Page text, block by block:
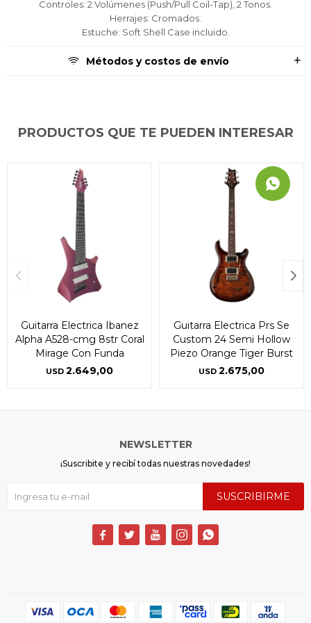
Controles: 2 Volúmenes (Push/Pull Coil-Tap), 2 Tonos.
Herrajes: Cromados.
Estuche: Soft Shell Case incluido.
Métodos y costos de envío
PRODUCTOS QUE TE PUEDEN INTERESAR
Guitarra Electrica Ibanez
Alpha A528-cmg 8str Coral
Mirage Con Funda
USD 2.649,00
Guitarra Electrica Prs Se
Custom 24 Semi Hollow
Piezo Orange Tiger Burst
USD 2.675,00
NEWSLETTER
¡Suscribite y recibí todas nuestras novedades!
SUSCRIBIRME
    